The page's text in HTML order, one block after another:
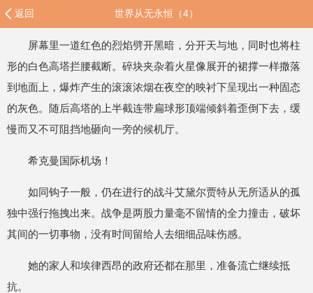
返回 世界从无永恒（4）
屏幕里一道红色的烈焰劈开黑暗，分开天与地，同时也将柱
形的白色高塔拦腰截断。碎块夹杂着火星像展开的裙撑一样撒落
到地面上，爆炸产生的滚滚浓烟在夜空的映衬下呈现出一种固态
的灰色。随后高塔的上半截连带扁球形顶端倾斜着歪倒下去，缓
慢而又不可阻挡地砸向一旁的候机厅。
希克曼国际机场！
如同钩子一般，仍在进行的战斗艾黛尔贾特从无所适从的孤
独中强行拖拽出来。战争是两股力量毫不留情的全力撞击，破坏
其间的一切事物，没有时间留给人去细细品味伤感。
她的家人和埃律西昂的政府还都在那里，准备流亡继续抵
抗。